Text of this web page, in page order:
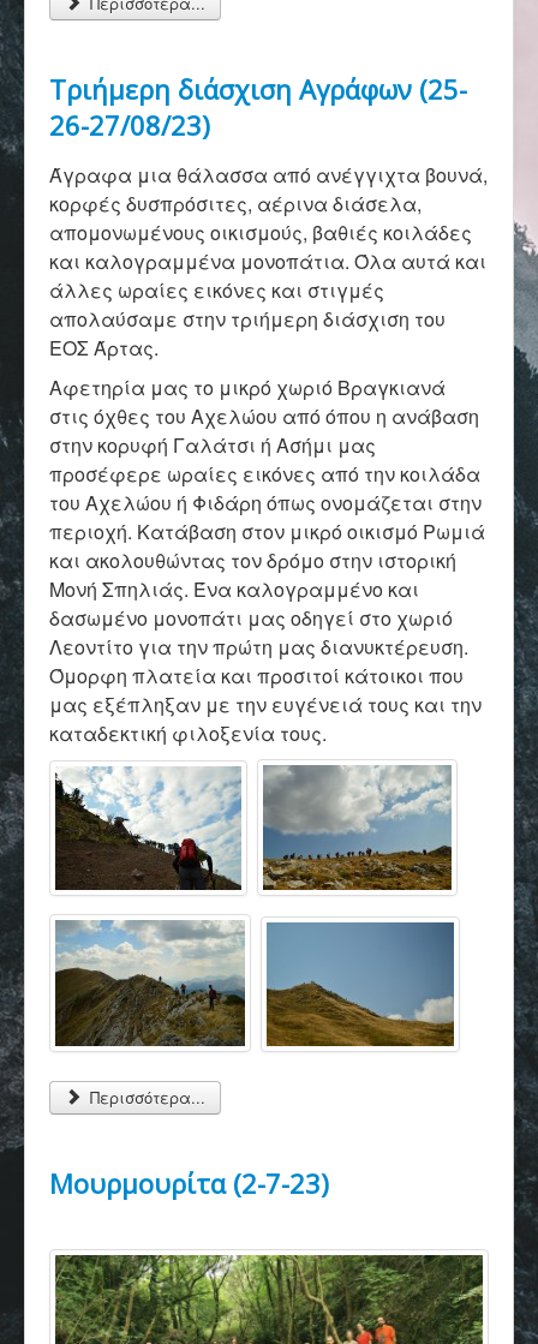
Τριήμερη διάσχιση Αγράφων (25-
26-27/08/23)
Άγραφα μια θάλασσα από ανέγγιχτα βουνά,
κορφές δυσπρόσιτες, αέρινα διάσελα,
απομονωμένους οικισμούς, βαθιές κοιλάδες
και καλογραμμένα μονοπάτια. Όλα αυτά και
άλλες ωραίες εικόνες και στιγμές
απολαύσαμε στην τριήμερη διάσχιση του
ΕΟΣ Άρτας.
Αφετηρία μας το μικρό χωριό Βραγκιανά
στις όχθες του Αχελώου από όπου η ανάβαση
στην κορυφή Γαλάτσι ή Ασήμι μας
προσέφερε ωραίες εικόνες από την κοιλάδα
του Αχελώου ή Φιδάρη όπως ονομάζεται στην
περιοχή. Κατάβαση στον μικρό οικισμό Ρωμιά
και ακολουθώντας τον δρόμο στην ιστορική
Μονή Σπηλιάς. Ένα καλογραμμένο και
δασωμένο μονοπάτι μας οδηγεί στο χωριό
Λεοντίτο για την πρώτη μας διανυκτέρευση.
Όμορφη πλατεία και προσιτοί κάτοικοι που
μας εξέπληξαν με την ευγένειά τους και την
καταδεκτική φιλοξενία τους.
Περισσότερα...
Μουρμουρίτα (2-7-23)